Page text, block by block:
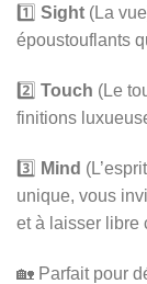
1️⃣ Sight (La
époustouflants
2️⃣ Touch (Le
finitions
3️⃣ Mind
unique, vous
et à laisser libre
🏡 Parfait pour